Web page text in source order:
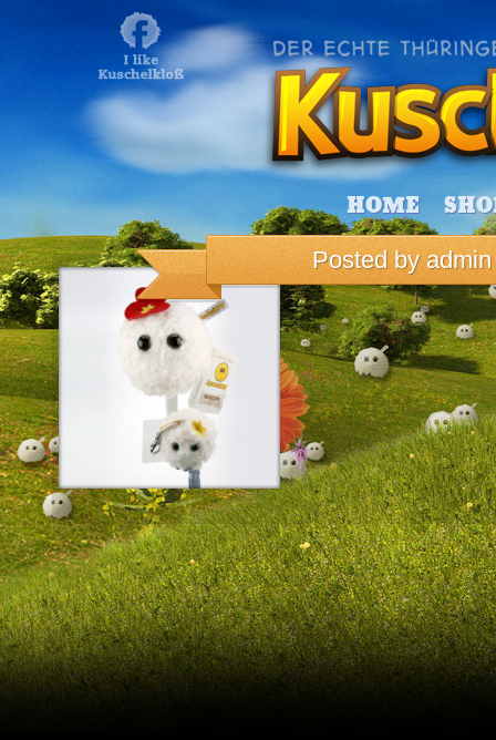
HOME
Posted by admin
Kuschelkloß mit Blüte,